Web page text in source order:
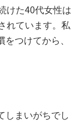
けた40代女性は
れています。私
つけてから、
しまいがちでし